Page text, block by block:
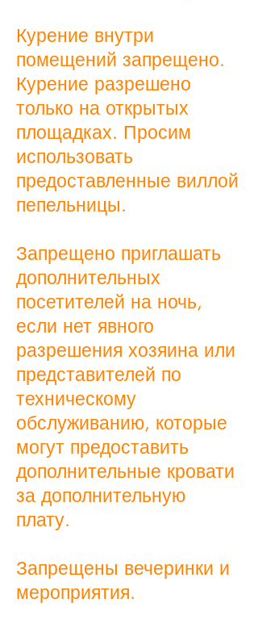
Курение внутри
помещений запрещено.
Курение разрешено
только на открытых
площадках. Просим
использовать
предоставленные виллой
пепельницы.
Запрещено приглашать
дополнительных
посетителей на ночь,
если нет явного
разрешения хозяина или
представителей по
техническому
обслуживанию, которые
могут предоставить
дополнительные кровати
за дополнительную
плату.
Запрещены вечеринки и
мероприятия.